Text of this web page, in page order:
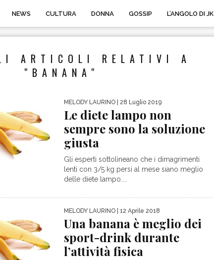
NEWS CULTURA DONNA GOSSIP L’ANGOLO DI JK
ARTICOLI RELATIVI A
"BANANA"
MELODY LAURINO | 28 Luglio 2019
Le diete lampo non
sempre sono la soluzione
giusta
Gli esperti sottolineano che i dimagrimenti
lenti con 3/5 kg persi al mese siano meglio
delle diete lampo....
MELODY LAURINO | 12 Aprile 2018
Una banana è meglio dei
sport-drink durante
l’attività fisica